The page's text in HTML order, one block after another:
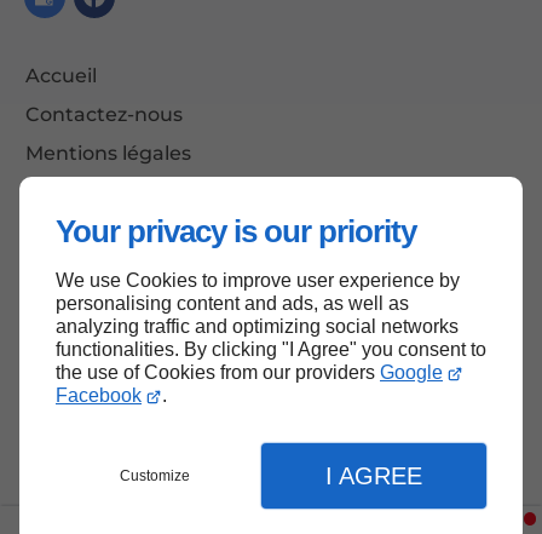
Your privacy is our priority
We use Cookies to improve user experience by
personalising content and ads, as well as
analyzing traffic and optimizing social networks
functionalities. By clicking "I Agree" you consent to
the use of Cookies from our providers Google
Facebook
.
Customize I AGREE
Accueil
Contactez-nous
Mentions légales
Haut de page